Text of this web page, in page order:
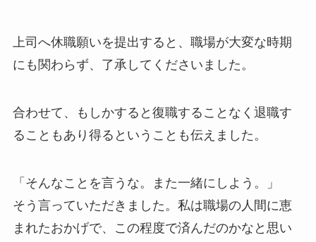
上司へ休職願いを提出すると、職場が大変な時期
にも関わらず、了承してくださいました。
合わせて、もしかすると復職することなく退職す
ることもあり得るということも伝えました。
「そんなことを言うな。また一緒にしよう。」
そう言っていただきました。私は職場の人間に恵
まれたおかげで、この程度で済んだのかなと思い